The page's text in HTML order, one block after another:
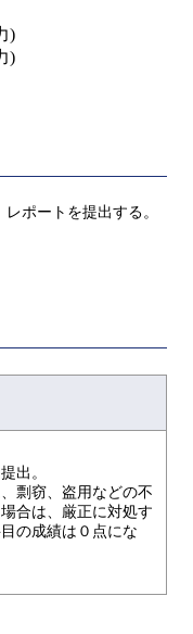
)
)
ポートを提出する。
出。
剽窃、盗用などの不
合は、厳正に対処す
の成績は０点にな